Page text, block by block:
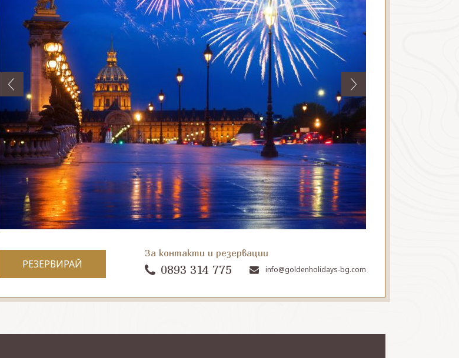
РЕЗЕРВИРАЙ
За контакти и резервации
0893 314 775 info@goldenholidays-bg.com